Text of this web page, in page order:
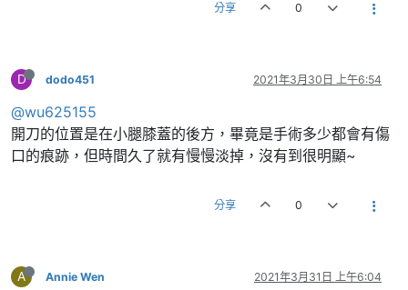
分享 0
D dodo451 2021年3月30日 上午6:54
@wu625155
開刀的位置是在小腿膝蓋的後方，畢竟是手術多少都會有傷
口的痕跡，但時間久了就有慢慢淡掉，沒有到很明顯~
分享 0
A Annie Wen 2021年3月31日 上午6:04